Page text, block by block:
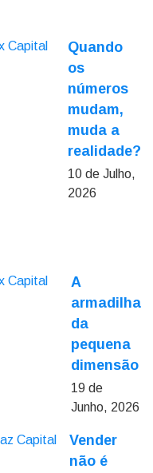
Quando
os
números
mudam,
muda a
realidade?
10 de Julho,
2026
A
armadilha
da
pequena
dimensão
19 de
Junho, 2026
Vender
não é